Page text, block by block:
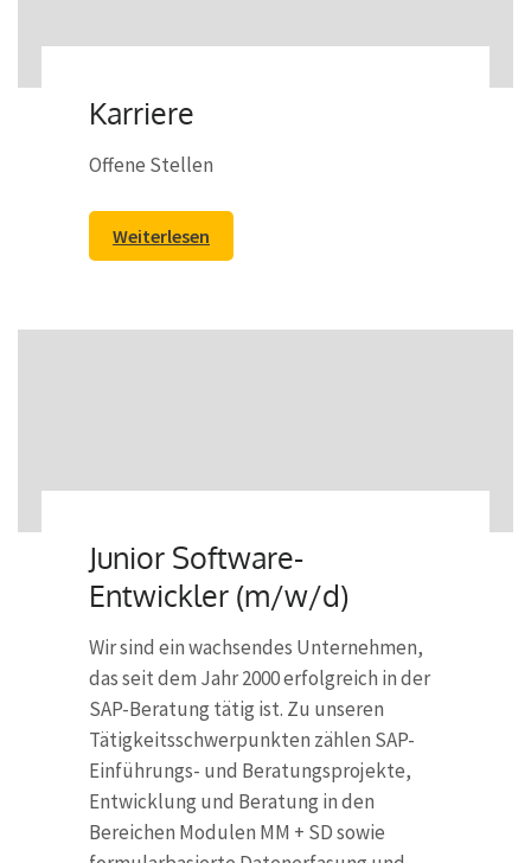
Karriere
Offene Stellen
Weiterlesen
Junior Software-
Entwickler (m/w/d)
Wir sind ein wachsendes Unternehmen,
das seit dem Jahr 2000 erfolgreich in der
SAP-Beratung tätig ist. Zu unseren
Tätigkeitsschwerpunkten zählen SAP-
Einführungs- und Beratungsprojekte,
Entwicklung und Beratung in den
Bereichen Modulen MM + SD sowie